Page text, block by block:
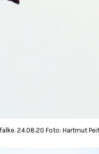
24.08.20 Foto: Hartmut